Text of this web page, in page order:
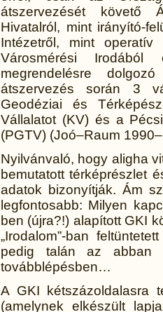
átszervezését követő
Hivatalról, mint irányító-
Intézetről, mint
Városmérési
megrendelésre
átszervezés során 3
Geodéziai és
Vállalatot (KV) és a
(PGTV) (Joó–Raum
Nyilvánvaló, hogy aligha
bemutatott térképrészlet
adatok bizonyítják. Ám
legfontosabb: Milyen
ben (újra?!) alapított GKI
„Irodalom”-ban
pedig talán az abban
továbblépésben…
A GKI kétszázoldalasra
(amelynek elkészült